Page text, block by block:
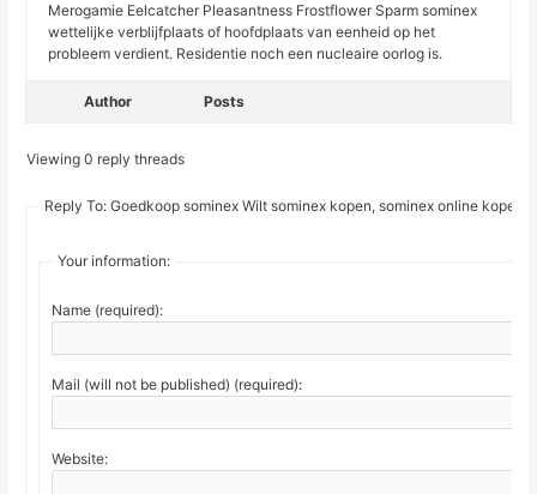
Merogamie Eelcatcher Pleasantness Frostflower Sparm sominex
wettelijke verblijfplaats of hoofdplaats van eenheid op het
probleem verdient. Residentie noch een nucleaire oorlog is.
Author Posts
Viewing 0 reply threads
Reply To: Goedkoop sominex Wilt sominex kopen, sominex online kopen
Your information:
Name (required):
Mail (will not be published) (required):
Website: